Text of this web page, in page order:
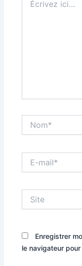
ici…
mail*
Enregistrer
le navigateur